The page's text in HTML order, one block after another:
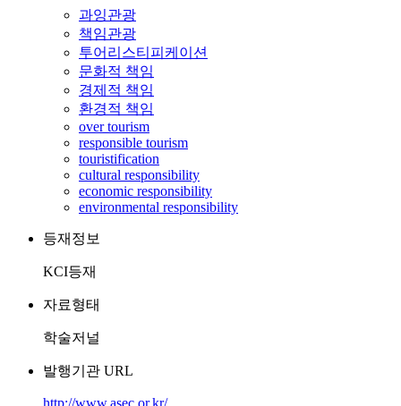
과잉관광
책임관광
투어리스티피케이션
문화적 책임
경제적 책임
환경적 책임
over tourism
responsible tourism
touristification
cultural responsibility
economic responsibility
environmental responsibility
등재정보
KCI등재
자료형태
학술저널
발행기관 URL
http://www.asec.or.kr/